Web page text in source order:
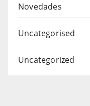
Novedades
Uncategorised
Uncategorized